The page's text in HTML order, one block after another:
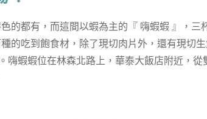
的都有，而這間以蝦為主的『 嗨蝦蝦 』，三
的吃到飽食材，除了現切肉片外，還有現切
嗨蝦蝦位在林森北路上，華泰大飯店附近，從